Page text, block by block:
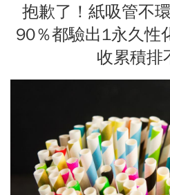
抱歉了！紙吸管不
90％都驗出1永久性
收累積排